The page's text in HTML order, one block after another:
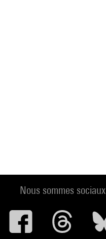
Nous sommes sociaux